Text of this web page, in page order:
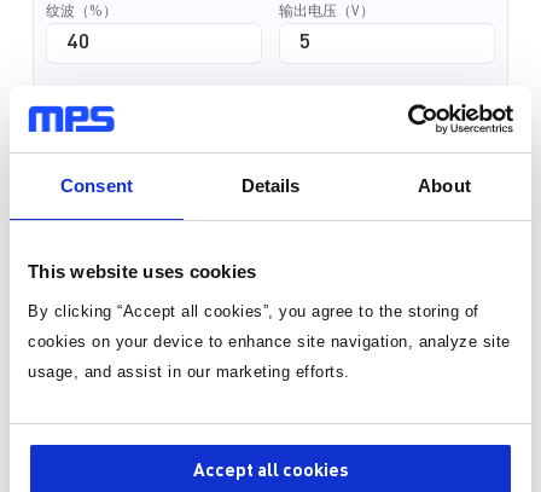
Consent Details About
This website uses cookies
By clicking “Accept all cookies”, you agree to the storing of
cookies on your device to enhance site navigation, analyze site
usage, and assist in our marketing efforts.
Accept all cookies
纹波（%） 输出电压（V）
最大输出电流（A）
基于额定数值进行计算